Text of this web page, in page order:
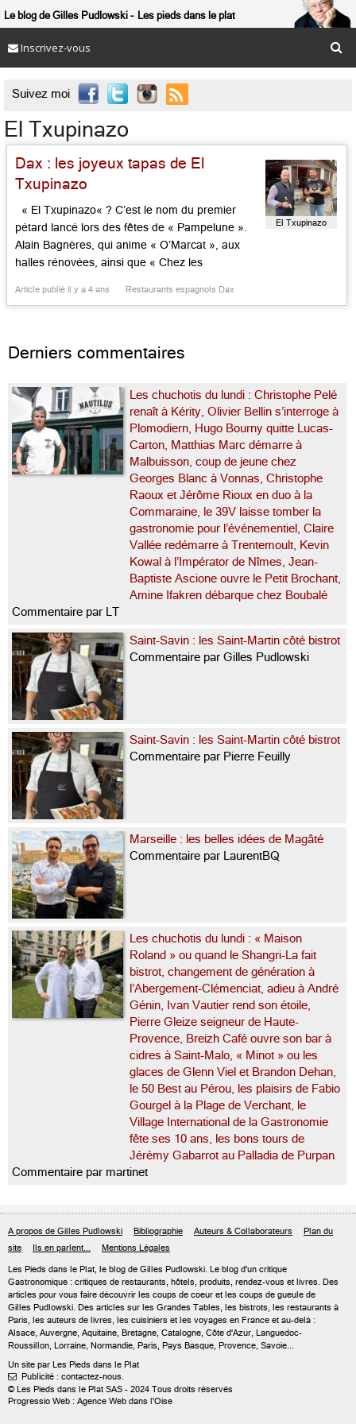
Le blog de Gilles Pudlowski Les pieds dans le plat
Inscrivez-vous
Suivez moi 
El Txupinazo
Dax : les joyeux tapas de El
Txupinazo
« El Txupinazo« ? C’est le nom du premier
pétard lancé lors des fêtes de « Pampelune ».
Alain Bagnères, qui anime « O’Marcat », aux
halles rénovées, ainsi que « Chez les
ce joyeux bar à tapas, porta ce nom
Article publié il y a 4 ans Restaurants espagnols Dax
El Txupinazo
Derniers commentaires
Les chuchotis du lundi : Christophe Pelé
renaît à Kérity, Olivier Bellin s’interroge à
Plomodiern, Hugo Bourny quitte Lucas-
Carton, Matthias Marc démarre à
Malbuisson, coup de jeune chez
Georges Blanc à Vonnas, Christophe
Raoux et Jérôme Rioux en duo à la
Commaraine, le 39V laisse tomber la
gastronomie pour l’événementiel, Claire
Vallée redémarre à Trentemoult, Kevin
Kowal à l’Impérator de Nîmes, Jean-
Baptiste Ascione ouvre le Petit Brochant,
Amine Ifakren débarque chez Boubalé
Commentaire par LT
Saint-Savin : les Saint-Martin côté bistrot
Commentaire par Gilles Pudlowski
Saint-Savin : les Saint-Martin côté bistrot
Commentaire par Pierre Feuilly
Marseille : les belles idées de Magâté
Commentaire par LaurentBQ
Les chuchotis du lundi : « Maison
Roland » ou quand le Shangri-La fait
bistrot, changement de génération à
l’Abergement-Clémenciat, adieu à André
Génin, Ivan Vautier rend son étoile,
Pierre Gleize seigneur de Haute-
Provence, Breizh Café ouvre son bar à
cidres à Saint-Malo, « Minot » ou les
glaces de Glenn Viel et Brandon Dehan,
le 50 Best au Pérou, les plaisirs de Fabio
Gourgel à la Plage de Verchant, le
Village International de la Gastronomie
fête ses 10 ans, les bons tours de
Jérémy Gabarrot au Palladia de Purpan
Commentaire par martinet
A propos de Gilles Pudlowski Bibliographie Auteurs & Collaborateurs
Plan du
site
Ils en parlent... Mentions Légales
Les Pieds dans le Plat, le blog de Gilles Pudlowski. Le blog d'un critique
Gastronomique : critiques de restaurants, hôtels, produits, rendez-vous et livres. Des
articles pour vous faire découvrir les coups de coeur et les coups de gueule de
Gilles Pudlowski. Des articles sur les Grandes Tables, les bistrots, les restaurants à
Paris, les auteurs de livres, les cuisiniers et les voyages en France et au-delà :
Alsace, Auvergne, Aquitaine, Bretagne, Catalogne, Côte d'Azur, Languedoc-
Roussillon, Lorraine, Normandie, Paris, Pays Basque, Provence, Savoie...
Un site par Les Pieds dans le Plat
 Publicité : contactez-nous.
© Les Pieds dans le Plat SAS - 2024 Tous droits réservés
Progressio Web : Agence Web dans l'Oise